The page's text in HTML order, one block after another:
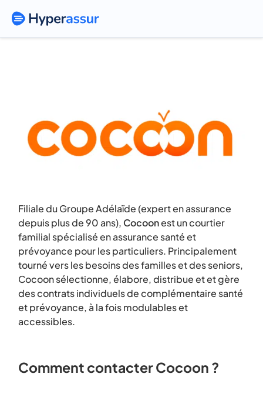
Assurance santé Cocoon
Filiale du Groupe Adélaïde (expert en assurance
depuis plus de 90 ans), Cocoonest un courtier
familial spécialisé en assurance santé et
prévoyance pour les particuliers. Principalement
tourné vers les besoins des familles et des seniors,
Cocoon sélectionne, élabore, distribue et et gère
des contrats individuels de complémentaire santé
et prévoyance, à la fois modulables et
accessibles.
Comment contacter Cocoon ?